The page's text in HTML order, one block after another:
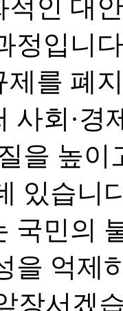
적인 대
정입니
제를 폐
사회·경
을 높
있습니
국민의
을 억제
장서겠